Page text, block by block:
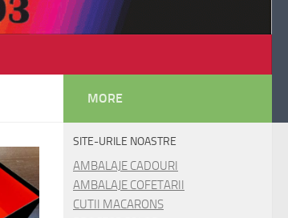
MORE
SITE-URILE NOASTRE
AMBALAJE CADOURI
AMBALAJE COFETARII
CUTII MACARONS